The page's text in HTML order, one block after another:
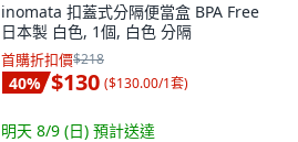
inomata 扣蓋式分隔便當盒 BPA Free
日本製 白色, 1個, 白色 分隔
首購折扣價$218
40% $130 ($130.00/1套)
明天 8/9 (日) 預計送達